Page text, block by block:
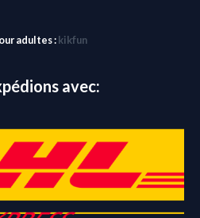
adultes : kikfun
avec: